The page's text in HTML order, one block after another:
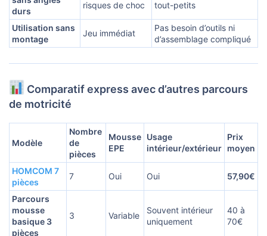
durs
risques de choc tout-petits
Utilisation sans
montage
Jeu immédiat
Pas besoin d’outils ni
d’assemblage compliqué
Comparatif express avec d’autres parcours
de motricité
Modèle
Nombre
de
pièces
Mousse
EPE
Usage
intérieur/extérieur
Prix
moyen
HOMCOM 7
pièces
7 Oui Oui 57,90€
Parcours
mousse
basique 3
pièces
3 Variable
Souvent intérieur
uniquement
40 à
70€